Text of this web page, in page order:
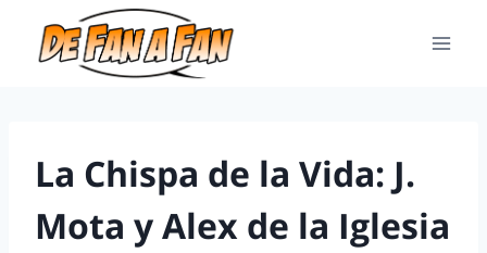
La Chispa de la Vida: J.
Mota y Alex de la Iglesia